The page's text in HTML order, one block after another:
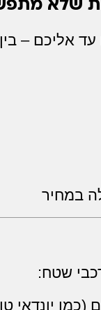
שלא
עד אליכם –
במחיר
שטח:
(כמו יונדאי